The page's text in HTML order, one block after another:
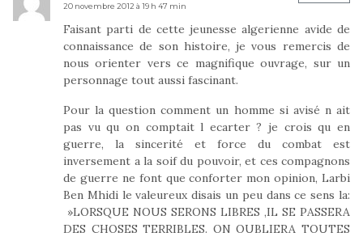
20 novembre 2012 à 19 h 47 min
Faisant parti de cette jeunesse algerienne avide de
connaissance de son histoire, je vous remercis de
nous orienter vers ce magnifique ouvrage, sur un
personnage tout aussi fascinant.
Pour la question comment un homme si avisé n ait
pas vu qu on comptait l ecarter ? je crois qu en
guerre, la sincerité et force du combat est
inversement a la soif du pouvoir, et ces compagnons
de guerre ne font que conforter mon opinion, Larbi
Ben Mhidi le valeureux disais un peu dans ce sens la:
»LORSQUE NOUS SERONS LIBRES ,IL SE PASSERA
DES CHOSES TERRIBLES. ON OUBLIERA TOUTES